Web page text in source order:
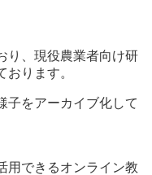
り、現役農業者向け研
ります。
子をアーカイブ化して
用できるオンライン教